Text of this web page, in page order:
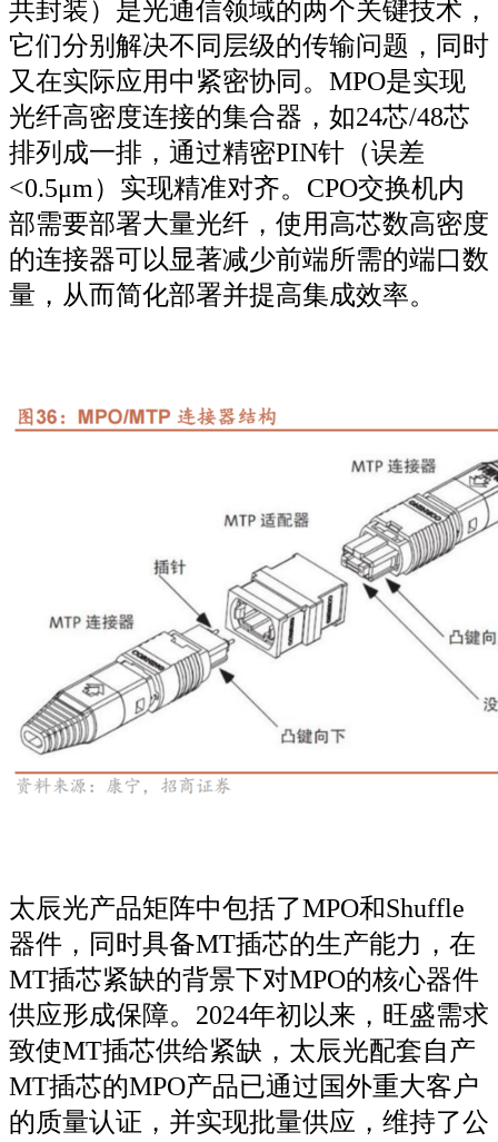
共封装）是光通信领域的两个关键技术，
它们分别解决不同层级的传输问题，同时
又在实际应用中紧密协同。MPO是实现
光纤高密度连接的集合器，如24芯/48芯
排列成一排，通过精密PIN针（误差
<0.5μm）实现精准对齐。CPO交换机内
部需要部署大量光纤，使用高芯数高密度
的连接器可以显著减少前端所需的端口数
量，从而简化部署并提高集成效率。
太辰光产品矩阵中包括了MPO和Shuffle
器件，同时具备MT插芯的生产能力，在
MT插芯紧缺的背景下对MPO的核心器件
供应形成保障。2024年初以来，旺盛需求
致使MT插芯供给紧缺，太辰光配套自产
MT插芯的MPO产品已通过国外重大客户
的质量认证，并实现批量供应，维持了公